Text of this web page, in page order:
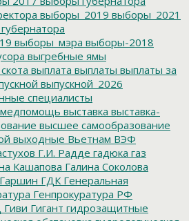
выборы_2019 выборы_2021
выборы_мэра выборы-2018
выгребные ямы
выплата выплаты выплаты за
выпускной_2026
специалисты
выставка выставка-
высшее самообразование
выходные Вьетнам ВЭФ
Г.И. Радде гадюка газ
Кашапова Галина Соколова
Гаршин ГДК Генеральная
Генпрокуратура РФ
Гиви Гигант гидрозащитные